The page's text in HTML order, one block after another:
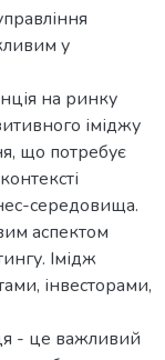
у
на ринку
іміджу
що потребує
середовища.
аспектом
Імідж
інвесторами,
- це важливий